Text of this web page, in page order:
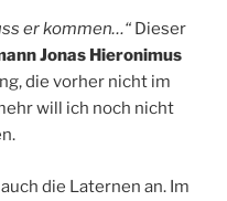
er kommen…“ Dieser
Jonas Hieronimus
die vorher nicht im
will ich noch nicht
die Laternen an. Im